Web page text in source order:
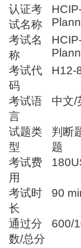
认证考
试名称
考试名
称
考试代
码
H12-
考试语
言
中文/
试题类
型
判断
题
考试费
用
考试时
长
90
通过分
数/总分
600/